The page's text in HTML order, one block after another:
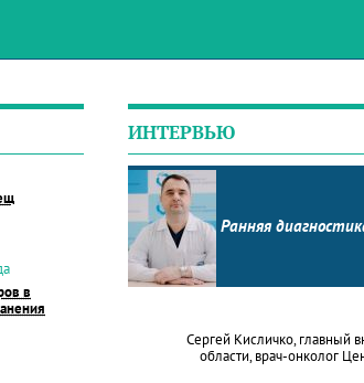
в
ИНТЕРВЬЮ
Ранняя
Сергей Кисличко, главный
области, врач-онколог